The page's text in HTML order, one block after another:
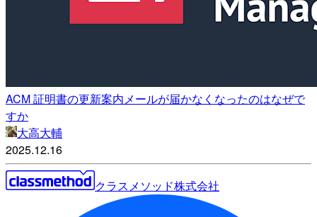
ACM 証明書の更新案内メールが届かなくなったのはなぜで
すか
大高大輔
2025.12.16
クラスメソッド株式会社